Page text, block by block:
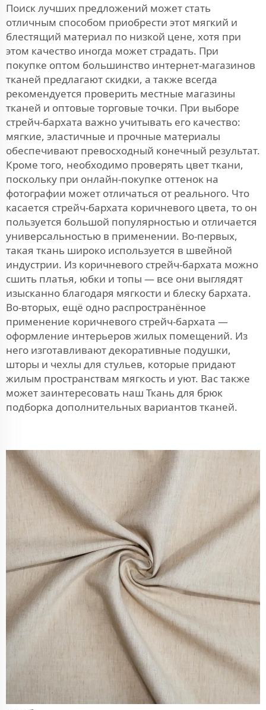
Поиск лучших предложений может стать
отличным способом приобрести этот мягкий и
блестящий материал по низкой цене, хотя при
этом качество иногда может страдать. При
покупке оптом большинство интернет-магазинов
тканей предлагают скидки, а также всегда
рекомендуется проверить местные магазины
тканей и оптовые торговые точки. При выборе
стрейч-бархата важно учитывать его качество:
мягкие, эластичные и прочные материалы
обеспечивают превосходный конечный результат.
Кроме того, необходимо проверять цвет ткани,
поскольку при онлайн-покупке оттенок на
фотографии может отличаться от реального. Что
касается стрейч-бархата коричневого цвета, то он
пользуется большой популярностью и отличается
универсальностью в применении. Во-первых,
такая ткань широко используется в швейной
индустрии. Из коричневого стрейч-бархата можно
сшить платья, юбки и топы — все они выглядят
изысканно благодаря мягкости и блеску бархата.
Во-вторых, ещё одно распространённое
применение коричневого стрейч-бархата —
оформление интерьеров жилых помещений. Из
него изготавливают декоративные подушки,
шторы и чехлы для стульев, которые придают
жилым пространствам мягкость и уют. Вас также
может заинтересовать наш Ткань для брюк
подборка дополнительных вариантов тканей.